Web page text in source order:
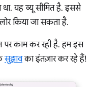
यह व्यू सीमित है. इससे
किया जा सकता है.
पर काम कर रही है. हम इस
सुझावका इंतज़ार कर रहे हैं!